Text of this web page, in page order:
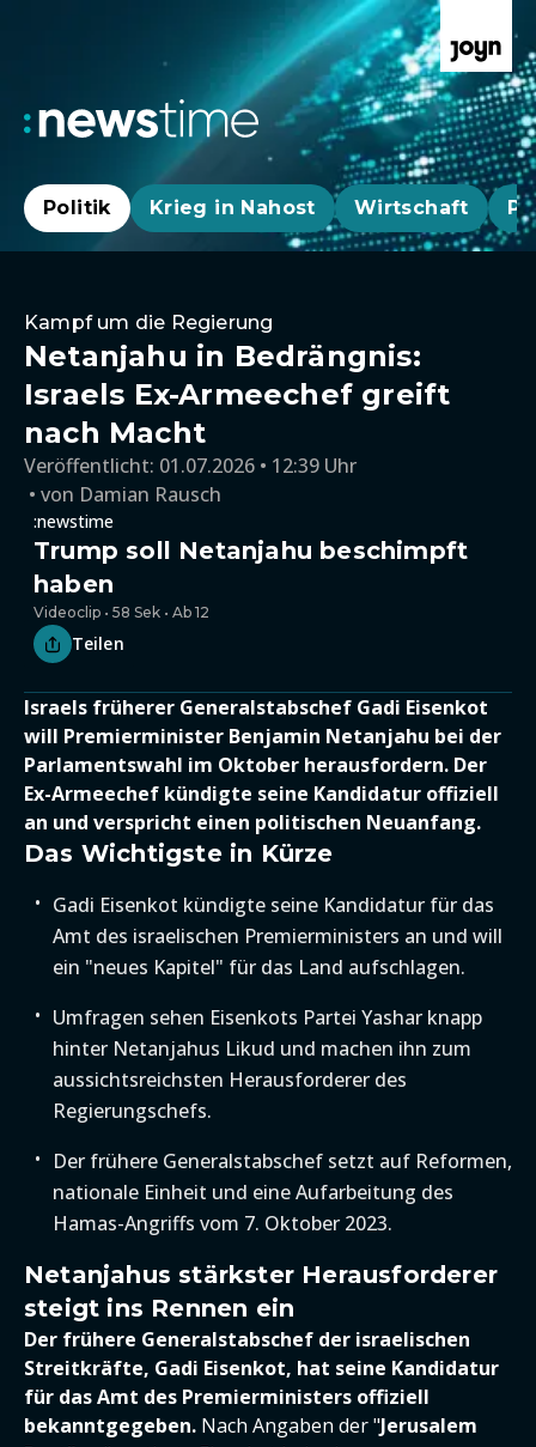
Politik Krieg in Nahost Wirtschaft
Kampf um die Regierung
Netanjahu in Bedrängnis:
Israels Ex-Armeechef greift
nach Macht
Veröffentlicht: 01.07.2026 • 12:39 Uhr
von Damian Rausch
:newstime
Trump soll Netanjahu beschimpft
haben
Videoclip • 58 Sek • Ab 12
Teilen
Israels früherer Generalstabschef Gadi Eisenkot
will Premierminister Benjamin Netanjahu bei der
Parlamentswahl im Oktober herausfordern. Der
Ex-Armeechef kündigte seine Kandidatur offiziell
an und verspricht einen politischen Neuanfang.
Das Wichtigste in Kürze
Gadi Eisenkot kündigte seine Kandidatur für das
Amt des israelischen Premierministers an und will
ein "neues Kapitel" für das Land aufschlagen.
Umfragen sehen Eisenkots Partei Yashar knapp
hinter Netanjahus Likud und machen ihn zum
aussichtsreichsten Herausforderer des
Regierungschefs.
Der frühere Generalstabschef setzt auf Reformen,
nationale Einheit und eine Aufarbeitung des
Hamas-Angriffs vom 7. Oktober 2023.
Netanjahus stärkster Herausforderer
steigt ins Rennen ein
Der frühere Generalstabschef der israelischen
Streitkräfte, Gadi Eisenkot, hat seine Kandidatur
für das Amt des Premierministers offiziell
bekanntgegeben. Nach Angaben der "Jerusalem